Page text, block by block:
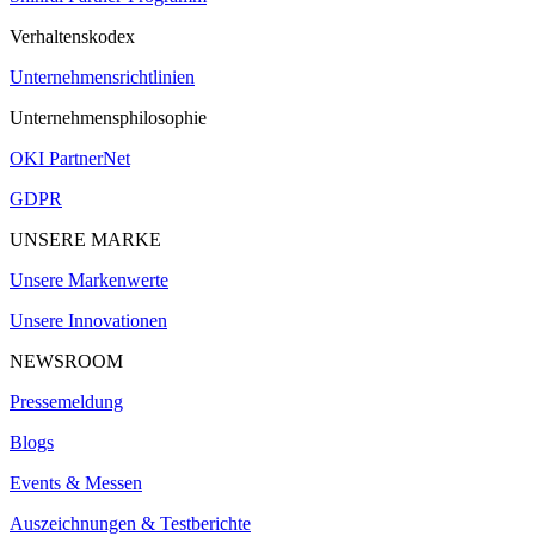
Verhaltenskodex
Unternehmensrichtlinien
Unternehmensphilosophie
OKI PartnerNet
GDPR
UNSERE MARKE
Unsere Markenwerte
Unsere Innovationen
NEWSROOM
Pressemeldung
Blogs
Events & Messen
Auszeichnungen & Testberichte